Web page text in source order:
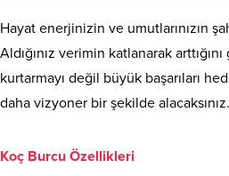
Hayat enerjinizin ve umutlarınızın
Aldığınız verimin katlanarak
kurtarmayı değil büyük başarıları
daha vizyoner bir şekilde alacaksınız.
Koç Burcu Özellikleri